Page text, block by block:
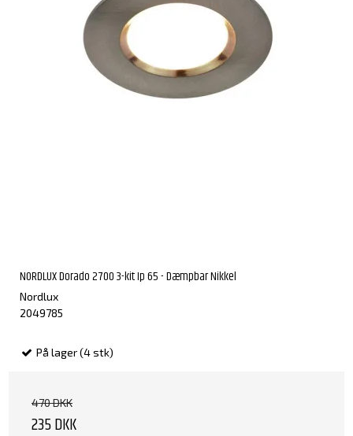
NORDLUX Dorado 2700 3-kit Ip 65 - Dæmpbar Nikkel
Nordlux
2049785
På lager (4 stk)
470 DKK
235 DKK